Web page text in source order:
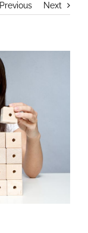
Previous Next